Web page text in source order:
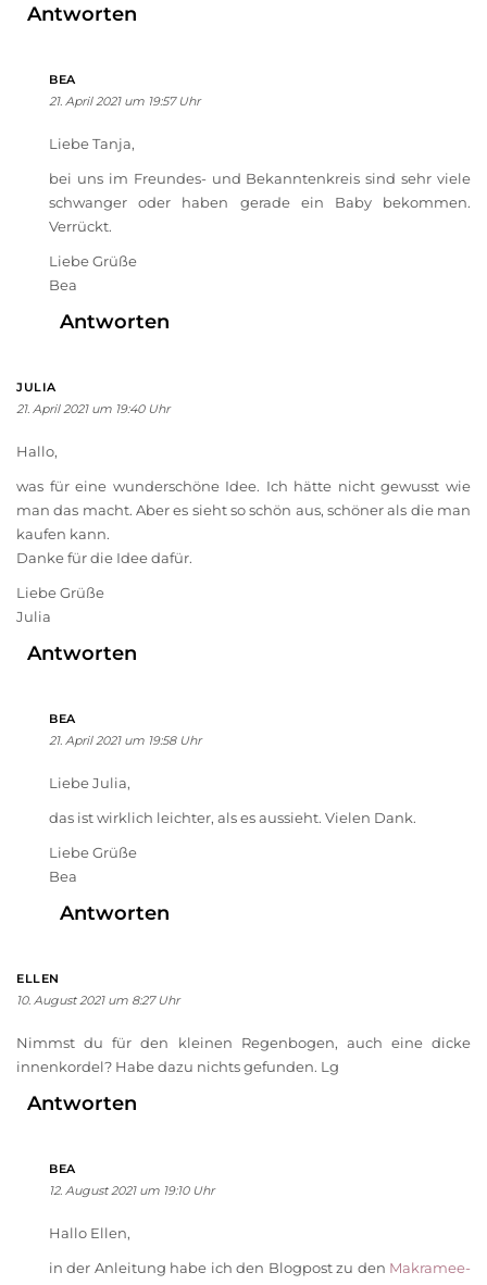
Antworten
BEA
21. April 2021 um 19:57 Uhr
Liebe Tanja,
bei uns im Freundes- und Bekanntenkreis sind sehr viele
schwanger oder haben gerade ein Baby bekommen.
Verrückt.
Liebe Grüße
Bea
Antworten
JULIA
21. April 2021 um 19:40 Uhr
Hallo,
was für eine wunderschöne Idee. Ich hätte nicht gewusst wie
man das macht. Aber es sieht so schön aus, schöner als die man
kaufen kann.
Danke für die Idee dafür.
Liebe Grüße
Julia
Antworten
BEA
21. April 2021 um 19:58 Uhr
Liebe Julia,
das ist wirklich leichter, als es aussieht. Vielen Dank.
Liebe Grüße
Bea
Antworten
ELLEN
10. August 2021 um 8:27 Uhr
Nimmst du für den kleinen Regenbogen, auch eine dicke
innenkordel? Habe dazu nichts gefunden. Lg
Antworten
BEA
12. August 2021 um 19:10 Uhr
Hallo Ellen,
in der Anleitung habe ich den Blogpost zu den Makramee-